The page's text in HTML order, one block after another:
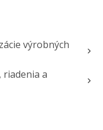
výrobných
riadenia a